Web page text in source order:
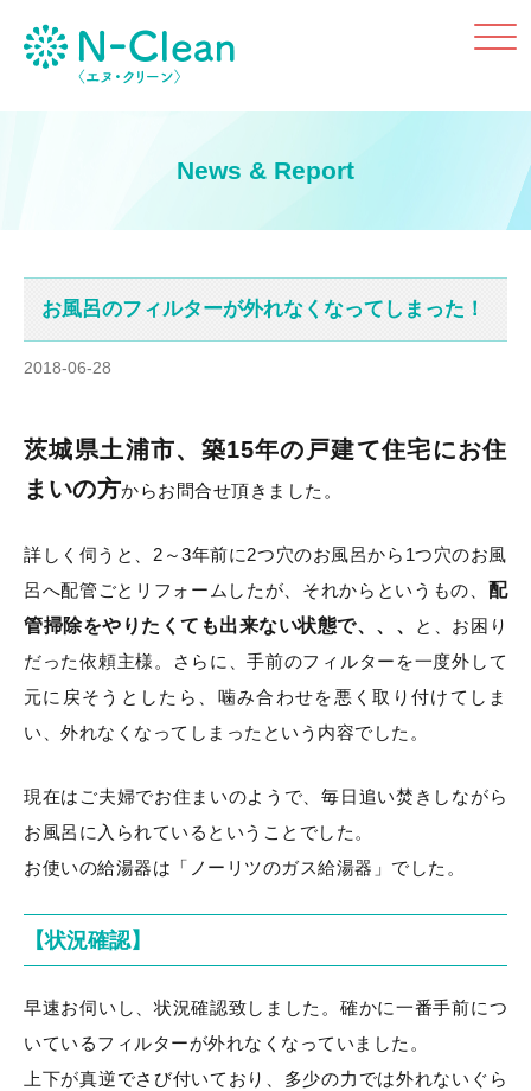
Click
News & Report
お風呂のフィルターが外れなくなってしまった！
2018-06-28
茨城県土浦市、築15年の戸建て住宅にお住
まいの方からお問合せ頂きました。
詳しく伺うと、2～3年前に2つ穴のお風呂から1つ穴のお風
呂へ配管ごとリフォームしたが、それからというもの、 配
管掃除をやりたくても出来ない状態で、、、 と、お困り
だった依頼主様。さらに、手前のフィルターを一度外して
元に戻そうとしたら、噛み合わせを悪く取り付けてしま
い、外れなくなってしまったという内容でした。
現在はご夫婦でお住まいのようで、毎日追い焚きしながら
お風呂に入られているということでした。
お使いの給湯器は「ノーリツのガス給湯器」でした。
【状況確認】
早速お伺いし、状況確認致しました。確かに一番手前につ
いているフィルターが外れなくなっていました。
上下が真逆でさび付いており、多少の力では外れないぐら